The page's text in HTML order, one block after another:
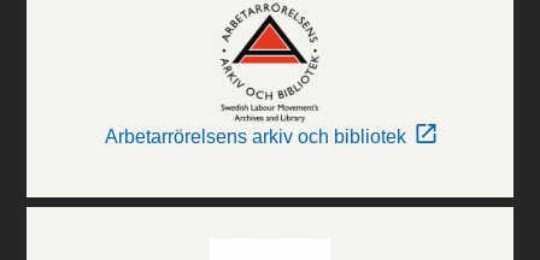
Arbetarrörelsens arkiv och bibliotek